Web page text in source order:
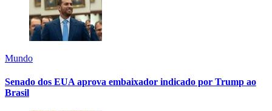
Mundo
Senado dos EUA aprova embaixador indicado por Trump ao
Brasil